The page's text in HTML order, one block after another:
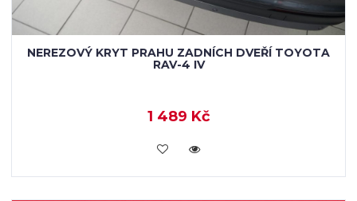
NEREZOVÝ KRYT PRAHU ZADNÍCH DVEŘÍ TOYOTA
RAV-4 IV
1 489 Kč
KOUPIT